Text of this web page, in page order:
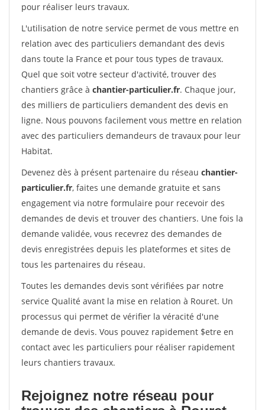
pour réaliser leurs travaux.
L'utilisation de notre service permet de vous mettre en
relation avec des particuliers demandant des devis
dans toute la France et pour tous types de travaux.
Quel que soit votre secteur d'activité, trouver des
chantiers grâce à chantier-particulier.fr. Chaque jour,
des milliers de particuliers demandent des devis en
ligne. Nous pouvons facilement vous mettre en relation
avec des particuliers demandeurs de travaux pour leur
Habitat.
Devenez dès à présent partenaire du réseau chantier-
particulier.fr, faites une demande gratuite et sans
engagement via notre formulaire pour recevoir des
demandes de devis et trouver des chantiers. Une fois la
demande validée, vous recevrez des demandes de
devis enregistrées depuis les plateformes et sites de
tous les partenaires du réseau.
Toutes les demandes devis sont vérifiées par notre
service Qualité avant la mise en relation à Rouret. Un
processus qui permet de vérifier la véracité d'une
demande de devis. Vous pouvez rapidement $etre en
contact avec les particuliers pour réaliser rapidement
leurs chantiers travaux.
Rejoignez notre réseau pour